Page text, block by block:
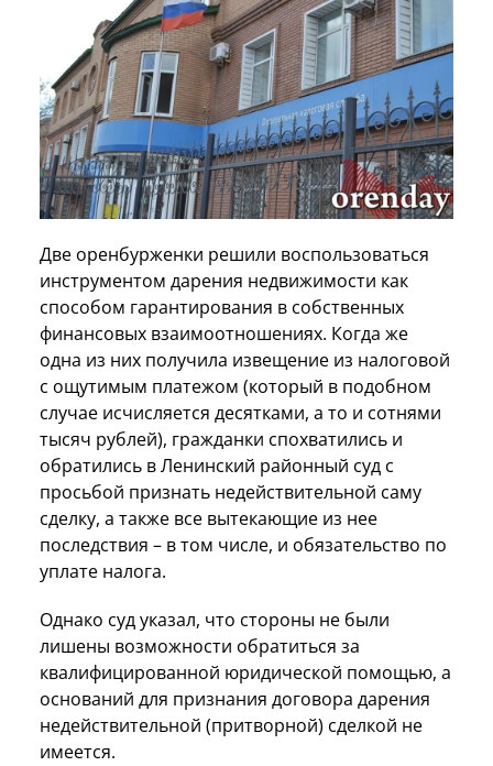
Две оренбурженки решили воспользоваться
инструментом дарения недвижимости как
способом гарантирования в собственных
финансовых взаимоотношениях. Когда же
одна из них получила извещение из налоговой
с ощутимым платежом (который в подобном
случае исчисляется десятками, а то и сотнями
тысяч рублей), гражданки спохватились и
обратились в Ленинский районный суд с
просьбой признать недействительной саму
сделку, а также все вытекающие из нее
последствия – в том числе, и обязательство по
уплате налога.
Однако суд указал, что стороны не были
лишены возможности обратиться за
квалифицированной юридической помощью, а
оснований для признания договора дарения
недействительной (притворной) сделкой не
имеется.